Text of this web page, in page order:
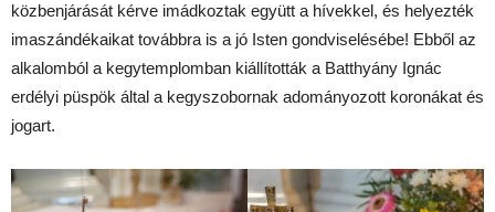
közbenjárását kérve imádkoztak együtt a hívekkel, és helyezték
imaszándékaikat továbbra is a jó Isten gondviselésébe! Ebből az
alkalomból a kegytemplomban kiállították a Batthyány Ignác
erdélyi püspök által a kegyszobornak adományozott koronákat és
jogart.